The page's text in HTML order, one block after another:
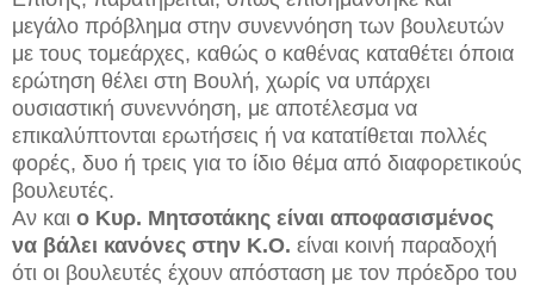
μεγάλο πρόβλημα στην συνεννόηση των βουλευτών
με τους τομεάρχες, καθώς ο καθένας καταθέτει όποια
ερώτηση θέλει στη Βουλή, χωρίς να υπάρχει
ουσιαστική συνεννόηση, με αποτέλεσμα να
επικαλύπτονται ερωτήσεις ή να κατατίθεται πολλές
φορές, δυο ή τρεις για το ίδιο θέμα από διαφορετικούς
βουλευτές.
Αν και ο Κυρ. Μητσοτάκης είναι αποφασισμένος
να βάλει κανόνες στην Κ.Ο. είναι κοινή παραδοχή
ότι οι βουλευτές έχουν απόσταση με τον πρόεδρο του